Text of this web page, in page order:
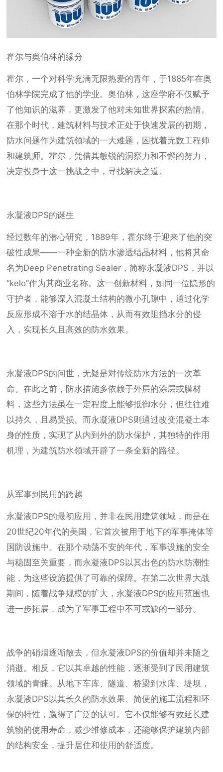
霍尔与奥伯林的缘分
霍尔，一个对科学充满无限热爱的青年，于1885年在奥
伯林学院完成了他的学业。奥伯林，这座学府不仅赋予
了他知识的滋养，更激发了他对未知世界探索的热情。
在那个时代，建筑材料与技术正处于快速发展的初期，
防水问题作为建筑领域的一大难题，困扰着无数工程师
和建筑师。霍尔，凭借其敏锐的洞察力和不懈的努力，
决定投身于这一挑战之中，寻找解决之道。
永凝液DPS的诞生
经过数年的潜心研究，1889年，霍尔终于迎来了他的突
破性成果——一种全新的防水渗透结晶材料，他将其命
名为Deep Penetrating Sealer，简称永凝液DPS，并以
“kelo”作为其商业名称。这一创新材料，如同一位隐形的
守护者，能够深入混凝土结构的微小孔隙中，通过化学
反应形成不溶于水的结晶体，从而有效阻挡水分的侵
入，实现长久且高效的防水效果。
永凝液DPS的问世，无疑是对传统防水方法的一次革
命。在此之前，防水措施多依赖于外层的涂层或膜材
料，这些方法虽在一定程度上能够抵御水分，但往往难
以持久，且易受损。而永凝液DPS则通过改变混凝土本
身的性质，实现了从内到外的防水保护，其独特的作用
机理，为建筑防水领域开辟了一条全新的路径。
从军事到民用的跨越
永凝液DPS的最初应用，并非在民用建筑领域，而是在
20世纪20年代的美国，它首次被用于地下的军事掩体等
国防设施中。在那个动荡不安的年代，军事设施的安全
与稳固至关重要，而永凝液DPS以其出色的防水防潮性
能，为这些设施提供了可靠的保障。在第二次世界大战
期间，随着战争规模的扩大，永凝液DPS的应用范围也
进一步拓展，成为了军事工程中不可或缺的一部分。
战争的硝烟逐渐散去，但永凝液DPS的价值却并未随之
消逝。相反，它以其卓越的性能，逐渐受到了民用建筑
领域的青睐。从地下车库、隧道、桥梁到水库、堤坝，
永凝液DPS以其长久的防水效果、简便的施工流程和环
保的特性，赢得了广泛的认可。它不仅能够有效延长建
筑物的使用寿命，减少维修成本，还能够保护建筑内部
的结构安全，提升居住和使用的舒适度。